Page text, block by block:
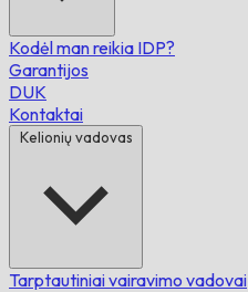
Kodėl man reikia IDP?
Garantijos
DUK
Kontaktai
Kelionių vadovas
Tarptautiniai vairavimo vadovai